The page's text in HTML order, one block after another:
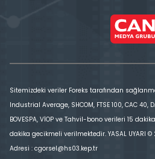
Sitemizdeki veriler Foreks tarafından
Industrial Average, SHCOM, FTSE 100, CAC 40,
BOVESPA, VİOP ve Tahvil-bono verileri 15
dakika gecikmeli verilmektedir. YASAL UYARI ©
Adresi : cgorsel@hs03.kep.tr